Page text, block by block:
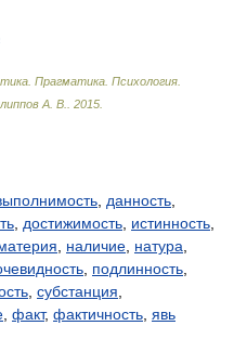
Прагматика. Психология.
А. В. 2015
данность
достижимость истинность
наличие натура
подлинность
субстанция
факт, фактичность явь